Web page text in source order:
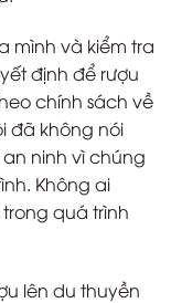
mình và kiểm tra
định để rượu
chính sách về
đã không nói
ninh vì chúng
Không ai
quá trình
lên du thuyền